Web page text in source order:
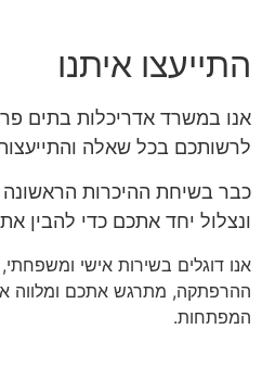
התייעצו איתנו
אנו במשרד אדריכלות בתים
לרשותכם בכל שאלה
כבר בשיחת ההיכרות
ונצלול יחד אתכם כדי להבין
אנו דוגלים בשירות אישי
ההרפתקה, מתרגש אתכם ומלווה
המפתחות.